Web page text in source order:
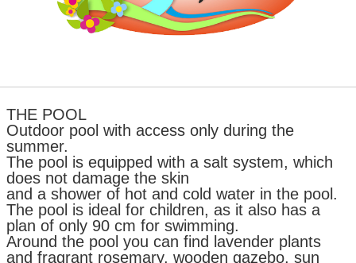
THE POOL
Outdoor pool with access only during the
summer.
The pool is equipped with a salt system, which
does not damage the skin
and a shower of hot and cold water in the pool.
The pool is ideal for children, as it also has a
plan of only 90 cm for swimming.
Around the pool you can find lavender plants
and fragrant rosemary, wooden gazebo, sun